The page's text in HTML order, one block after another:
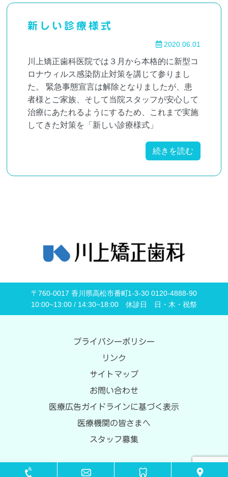
新しい診療様式
2020.06.01
川上矯正歯科医院では３月から本格的に新型コ
ロナウィルス感染防止対策を講じて参りまし
た。 緊急事態宣言は解除となりましたが、患
者様とご家族、そして当院スタッフが安心して
治療にあたれるようにするため、これまで実施
してきた対策を「新しい診療様式」
続きを読む
〒760-0017 香川県高松市番町1-3-30 0120-4888-90
10:00~13:00 / 14:30~18:00 休診日 日・木・祝祭
プライバシーポリシー
リンク
サイトマップ
お問い合わせ
医療広告ガイドラインに基づく表示
医療機関の皆さまへ
スタッフ募集